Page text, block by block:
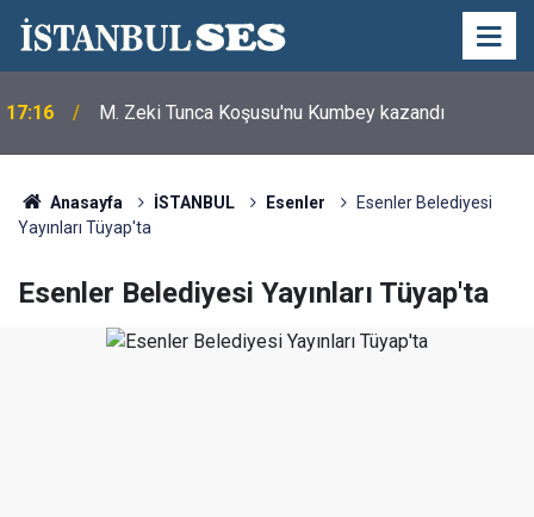
17:16 M. Zeki Tunca Koşusu'nu Kumbey kazandı
Anasayfa İSTANBUL Esenler
Esenler Belediyesi
Yayınları Tüyap'ta
Esenler Belediyesi Yayınları Tüyap'ta